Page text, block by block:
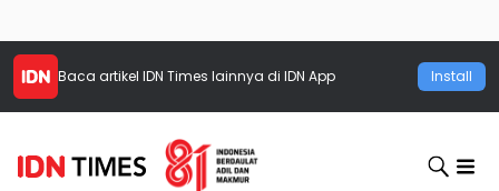
Baca artikel IDN Times lainnya di IDN App Install